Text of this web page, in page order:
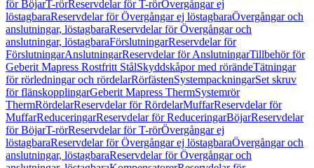
för BöjarT-rörReservdelar för T-rörÖvergångar ej
löstagbaraReservdelar för Övergångar ej löstagbaraÖvergångar och
anslutningar, löstagbaraReservdelar för Övergångar och
anslutningar, löstagbaraFörslutningarReservdelar för
FörslutningarAnslutningarReservdelar för AnslutningarTillbehör för
Geberit Mapress Rostfritt StålSkyddskåpor med rörändeTätningar
för rörledningar och rördelarRörfästenSystempackningarSet skruv
för flänskopplingarGeberit Mapress ThermSystemrör
ThermRördelarReservdelar för RördelarMuffarReservdelar för
MuffarReduceringarReservdelar för ReduceringarBöjarReservdelar
för BöjarT-rörReservdelar för T-rörÖvergångar ej
löstagbaraReservdelar för Övergångar ej löstagbaraÖvergångar och
anslutningar, löstagbaraReservdelar för Övergångar och